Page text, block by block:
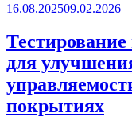
16.08.202509.02.2026
для
покрытиях